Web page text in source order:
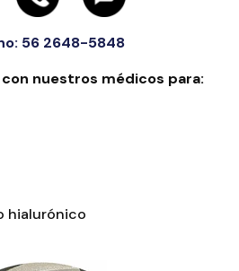
56 2648-5848
nuestros médicos para:
hialurónico